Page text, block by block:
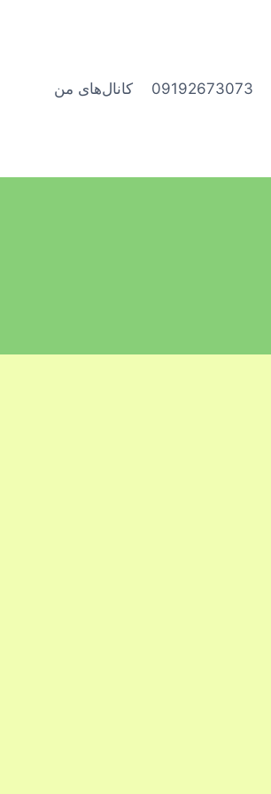
09192673073 کانال‌های من